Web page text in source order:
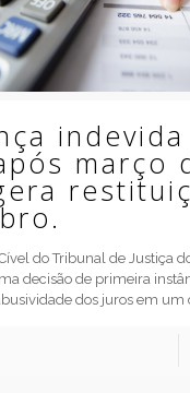
março
do Tribunal de Justiça
decisão de primeira
dos juros em um